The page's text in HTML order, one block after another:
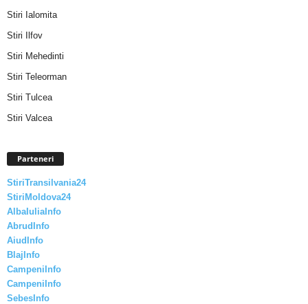
Stiri Ialomita
Stiri Ilfov
Stiri Mehedinti
Stiri Teleorman
Stiri Tulcea
Stiri Valcea
Parteneri
StiriTransilvania24
StiriMoldova24
AlbaIuliaInfo
AbrudInfo
AiudInfo
BlajInfo
CampeniInfo
CampeniInfo
SebesInfo